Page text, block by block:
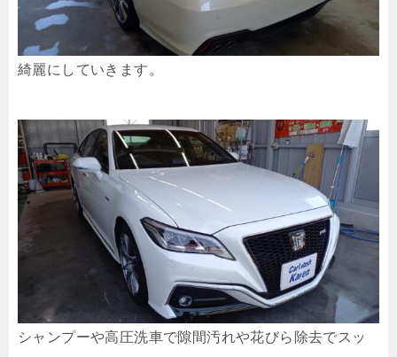
綺麗にしていきます。
シャンプーや高圧洗車で隙間汚れや花びら除去でスッ